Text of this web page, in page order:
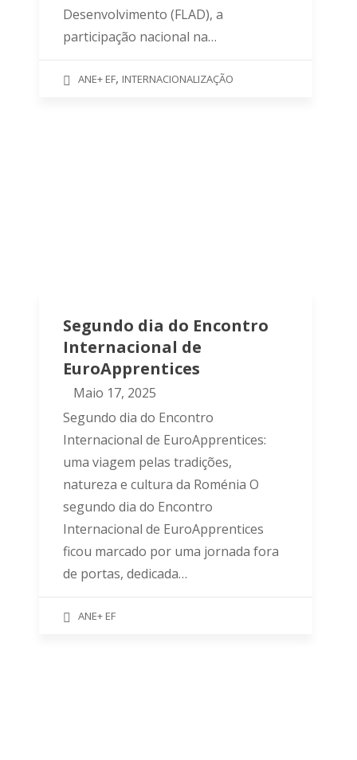
Desenvolvimento (FLAD), a
participação nacional na…
ANE+ EF, INTERNACIONALIZAÇÃO
Segundo dia do Encontro
Internacional de
EuroApprentices
Maio 17, 2025
Segundo dia do Encontro
Internacional de EuroApprentices:
uma viagem pelas tradições,
natureza e cultura da Roménia O
segundo dia do Encontro
Internacional de EuroApprentices
ficou marcado por uma jornada fora
de portas, dedicada…
ANE+ EF